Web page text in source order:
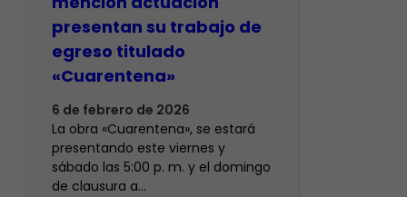
presentan su trabajo de
egreso titulado
«Cuarentena»
6 de febrero de 2026
La obra «Cuarentena», se estará
presentando este viernes y
sábado las 5:00 p. m. y el domingo
de clausura a…